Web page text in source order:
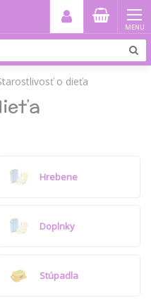
MENU
o dieťa
Hrebene
Doplnky
Stúpadla